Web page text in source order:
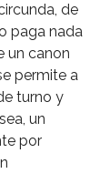
de
paga nada
un canon
permite a
turno y
un
por